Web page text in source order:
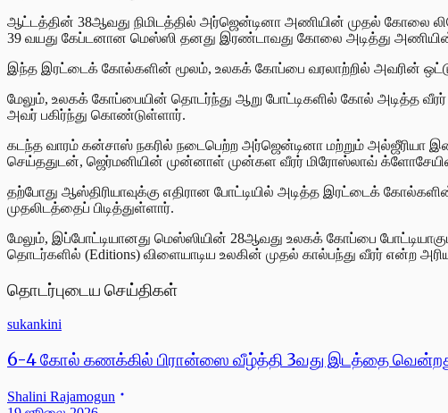
ஆட்டத்தின் 38ஆவது நிமிடத்தில் அர்ஜென்டினா அணியின் முதல் கோலை
39 வயது கேப்டனான மெஸ்ஸி தனது இரண்டாவது கோலை அடித்து அணியின்
இந்த இரட்டைக் கோல்களின் மூலம், உலகக் கோப்பை வரலாற்றில் அவரின்
மேலும், உலகக் கோப்பையின் தொடர்ந்து ஆறு போட்டிகளில் கோல் அடித்த
அவர் பகிர்ந்து கொண்டுள்ளார்.
கடந்த வாரம் கன்சாஸ் நகரில் நடைபெற்ற அர்ஜென்டினா மற்றும் அல்ஜீரியா
செய்ததுடன், ஜெர்மனியின் முன்னாள் முன்கள வீரர் மிரோஸ்லாவ் க்ளோசேயின்
தற்போது ஆஸ்திரியாவுக்கு எதிரான போட்டியில் அடித்த இரட்டைக்
முதலிடத்தைப் பிடித்துள்ளார்.
மேலும், இப்போட்டியானது மெஸ்ஸியின் 28ஆவது உலகக் கோப்பை
தொடர்களில் (Editions) விளையாடிய உலகின் முதல் கால்பந்து வீரர் என்ற
தொடர்புடைய செய்திகள்
sukankini
6-4 கோல் கணக்கில் பிரான்ஸை வீழ்த்தி 3வது இடத்தை
Shalini Rajamogun